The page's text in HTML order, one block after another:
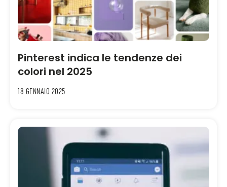
Pinterest indica le tendenze dei
colori nel 2025
18 Gennaio 2025